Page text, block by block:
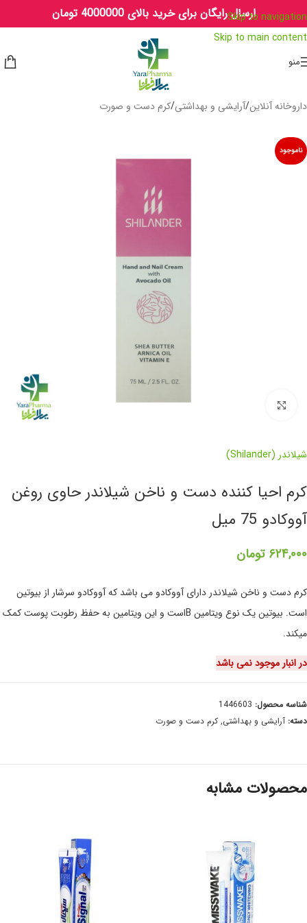
Skip to navigation
Skip to main content
ارسال رایگان برای خرید بالای 4000000 تومان
منو
داروخانه آنلاین/آرایشی و بهداشتی/کرم دست و صورت
ناموجود
برای بزرگنمایی کلیک کنید
شیلاندر (Shilander)
کرم احیا کننده دست و ناخن شیلاندر حاوی روغن
آووکادو 75 میل
۶۲۴,۰۰۰ تومان
کرم دست و ناخن شیلاندر دارای آووکادو می باشد که آووکادو سرشار از بیوتین
است. بیوتین یک نوع ویتامین Bاست و این ویتامین به حفظ رطوبت پوست کمک
میکند.
در انبار موجود نمی باشد
شناسه محصول: 1446603
دسته: آرایشی و بهداشتی, کرم دست و صورت
محصولات مشابه